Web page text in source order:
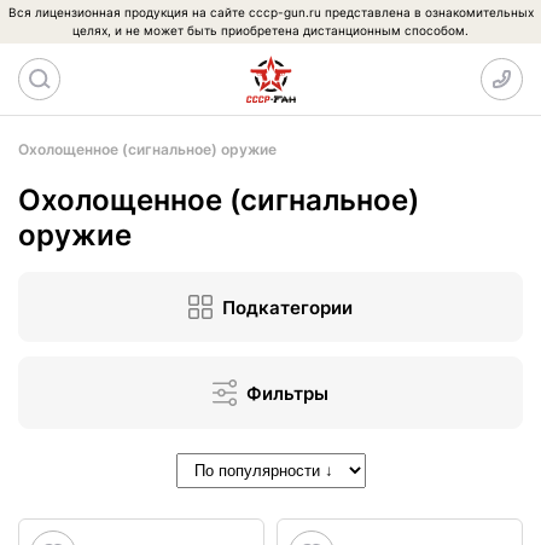
Вся лицензионная продукция на сайте cccp-gun.ru представлена в ознакомительных
целях, и не может быть приобретена дистанционным способом.
Охолощенное (сигнальное) оружие
Охолощенное (сигнальное)
оружие
Подкатегории
Фильтры